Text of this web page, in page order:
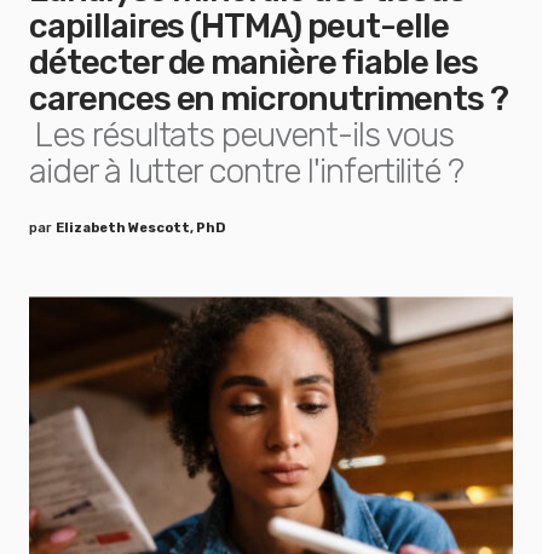
capillaires (HTMA) peut-elle
détecter de manière fiable les
carences en micronutriments ?
Les résultats peuvent-ils vous
aider à lutter contre l'infertilité ?
par Elizabeth Wescott, PhD